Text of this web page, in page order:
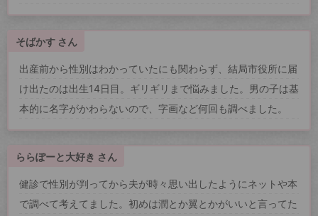
そばかす さん
出産前から性別はわかっていたにも関わらず、結局市役所に届
け出たのは出生14日目。ギリギリまで悩みました。男の子は基
本的に名字がかわらないので、字画など何回も調べました。
ららぽーと大好き さん
健診で性別が判ってから夫が時々思い出したようにネットや本
で調べて考えてました。初めは潤とか翼とかがいいと言ってた